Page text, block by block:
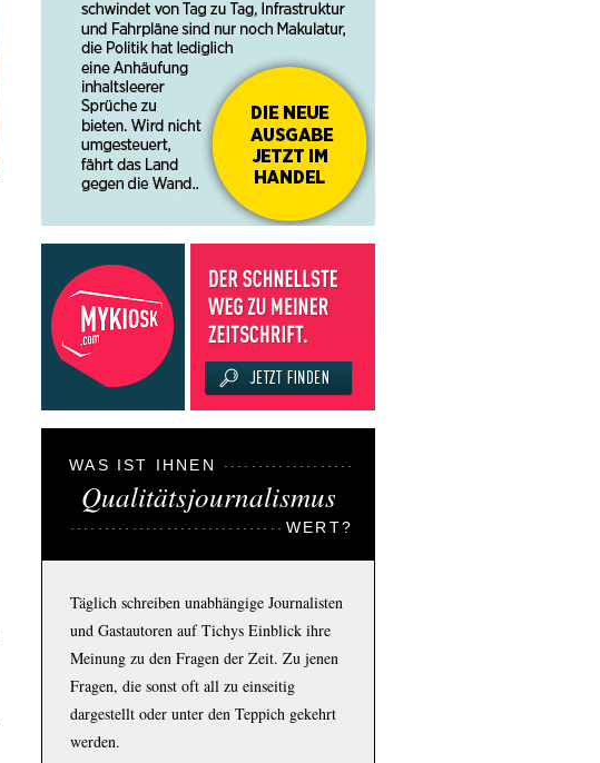
WAS IST IHNEN
Qualitätsjournalismus
WERT?
Täglich schreiben unabhängige Journalisten
und Gastautoren auf Tichys Einblick ihre
Meinung zu den Fragen der Zeit. Zu jenen
Fragen, die sonst oft all zu einseitig
dargestellt oder unter den Teppich gekehrt
werden.